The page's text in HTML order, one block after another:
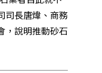
司長唐煒、商務
，說明推動砂石